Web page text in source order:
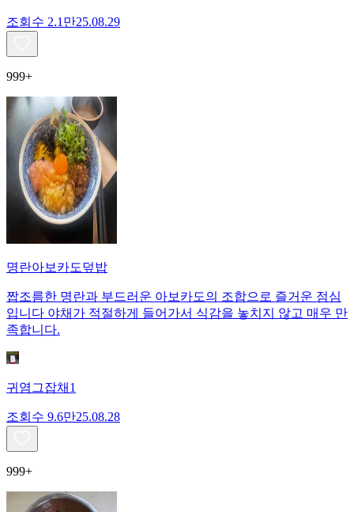
조회수 2.1만25.08.29
999+
명란아보카도덮밥
짭조름한 명란과 부드러운 아보카도의 조합으로 즐거운 점심
입니다 야채가 적절하게 들어가서 식감을 놓치지 않고 매우 만
족합니다.
귀염그잡채1
조회수 9.6만25.08.28
999+